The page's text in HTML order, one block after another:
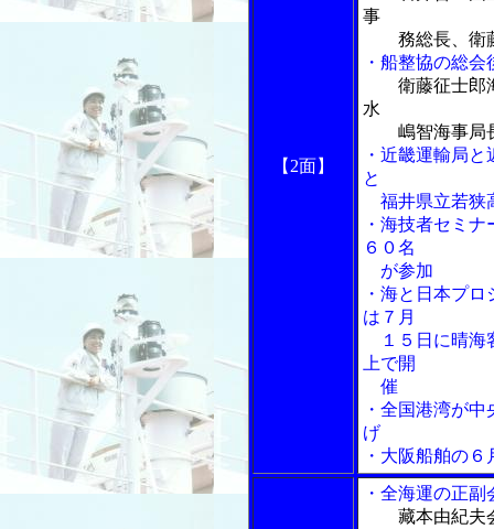
【2面】
事
務総長、衛藤
・船整協の総
衛藤征士郎
水
嶋智海事局長
・近畿運輸局
と
福井県立若狭
・海技者セミ
６０名
が参加
・海と日本プ
は７月
１５日に晴海
上で開
催
・全国港湾が
げ
・大阪船舶の
・全海運の正
藏本由紀夫